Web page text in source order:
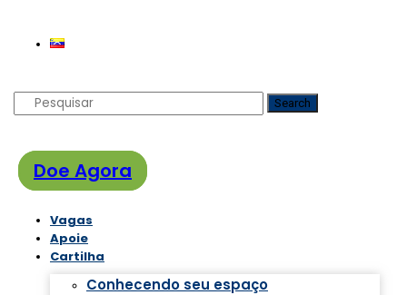
Search
Doe Agora
Vagas
Apoie
Cartilha
Conhecendo seu espaço